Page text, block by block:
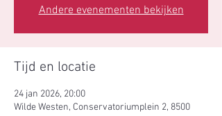
Andere evenementen bekijken
Tijd en locatie
24 jan 2026, 20:00
Wilde Westen, Conservatoriumplein 2, 8500